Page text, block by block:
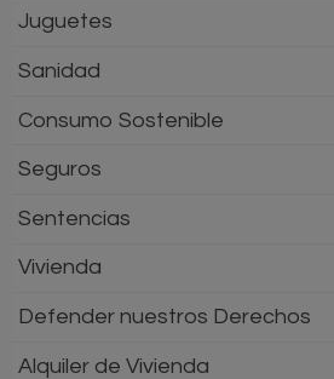
Juguetes
Sanidad
Consumo Sostenible
Seguros
Sentencias
Vivienda
Defender nuestros Derechos
Alquiler de Vivienda